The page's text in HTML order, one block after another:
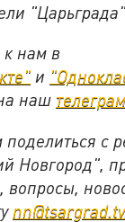
к нам в
и
наш
поделиться с
Новгород",